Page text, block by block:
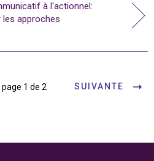
à l'actionnel:
les approches
page 1 de 2 SUIVANTE